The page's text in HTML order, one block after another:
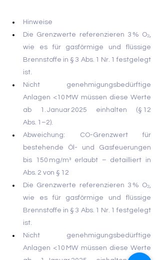
Hinweise
Die Grenzwerte referenzieren 3 % O₂,
wie es für gasförmige und flüssige
Brennstoffe in § 3 Abs. 1 Nr. 1 festgelegt
ist.
Nicht genehmigungsbedürftige
Anlagen <10 MW müssen diese Werte
ab 1. Januar 2025 einhalten (§ 12
Abs. 1–2).
Abweichung: CO-Grenzwert für
bestehende Öl- und Gasfeuerungen
bis 150 mg/m³ erlaubt – detailliert in
Abs. 2 von § 12
Die Grenzwerte referenzieren 3 % O₂,
wie es für gasförmige und flüssige
Brennstoffe in § 3 Abs. 1 Nr. 1 festgelegt
ist.
Nicht genehmigungsbedürftige
Anlagen <10 MW müssen diese Werte